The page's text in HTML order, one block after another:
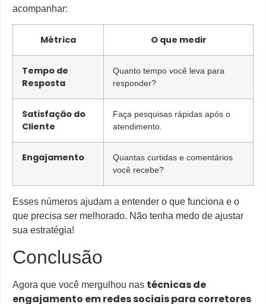
acompanhar:
Métrica O que medir
Tempo de
Resposta
Quanto tempo você leva para
responder?
Satisfação do
Cliente
Faça pesquisas rápidas após o
atendimento.
Engajamento
Quantas curtidas e comentários
você recebe?
Esses números ajudam a entender o que funciona e o
que precisa ser melhorado. Não tenha medo de ajustar
sua estratégia!
Conclusão
Agora que você mergulhou nas técnicas de
engajamento em redes sociais para corretores